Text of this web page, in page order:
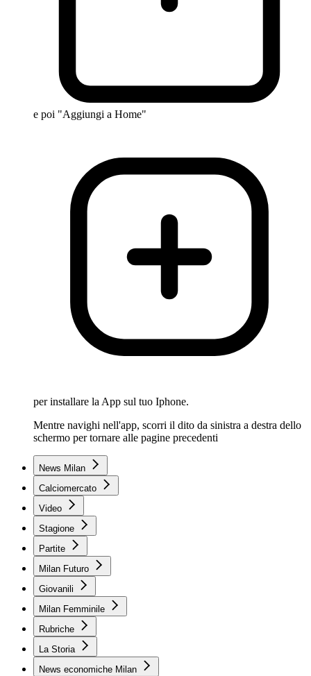
e poi "Aggiungi a Home"
per installare la App sul tuo Iphone.
Mentre navighi nell'app, scorri il dito da sinistra a destra dello
schermo per tornare alle pagine precedenti
News Milan
Calciomercato
Video
Stagione
Partite
Milan Futuro
Giovanili
Milan Femminile
Rubriche
La Storia
News economiche Milan